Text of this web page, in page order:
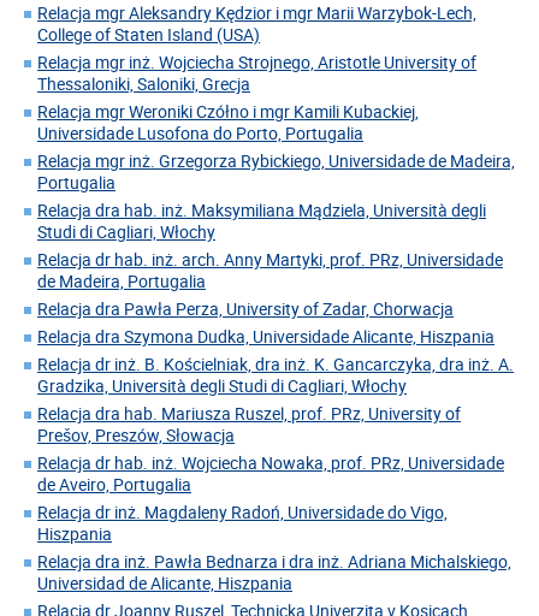
Relacja mgr Aleksandry Kędzior i mgr Marii Warzybok-Lech,
College of Staten Island (USA)
Relacja mgr inż. Wojciecha Strojnego, Aristotle University of
Thessaloniki, Saloniki, Grecja
Relacja mgr Weroniki Czółno i mgr Kamili Kubackiej,
Universidade Lusofona do Porto, Portugalia
Relacja mgr inż. Grzegorza Rybickiego, Universidade de Madeira,
Portugalia
Relacja dra hab. inż. Maksymiliana Mądziela, Università degli
Studi di Cagliari, Włochy
Relacja dr hab. inż. arch. Anny Martyki, prof. PRz, Universidade
de Madeira, Portugalia
Relacja dra Pawła Perza, University of Zadar, Chorwacja
Relacja dra Szymona Dudka, Universidade Alicante, Hiszpania
Relacja dr inż. B. Kościelniak, dra inż. K. Gancarczyka, dra inż. A.
Gradzika, Università degli Studi di Cagliari, Włochy
Relacja dra hab. Mariusza Ruszel, prof. PRz, University of
Prešov, Preszów, Słowacja
Relacja dr hab. inż. Wojciecha Nowaka, prof. PRz, Universidade
de Aveiro, Portugalia
Relacja dr inż. Magdaleny Radoń, Universidade do Vigo,
Hiszpania
Relacja dra inż. Pawła Bednarza i dra inż. Adriana Michalskiego,
Universidad de Alicante, Hiszpania
Relacja dr Joanny Ruszel, Technicka Univerzita v Kosicach,